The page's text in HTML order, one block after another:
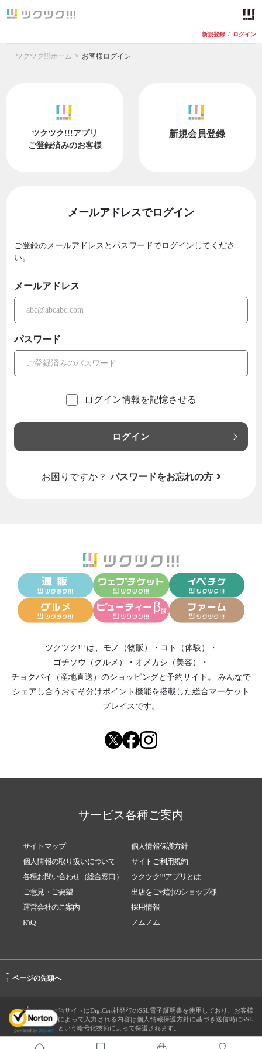
新規登録 / ログイン
ツクツク!!!ホーム お客様ログイン
ツクツク!!!アプリ
ご登録済みのお客様
新規会員登録
メールアドレスでログイン
ご登録のメールアドレスとパスワードでログインしてくださ
い。
メールアドレス
パスワード
ログイン情報を記憶させる
ログイン
お困りですか？ パスワードをお忘れの方
ツクツク!!!は、 モノ（物販） ・ コト（体験）
・
ゴチソウ（グルメ）
・ オメカシ（美容）
・
チョクバイ（産地直送） のショッピングと予約サイト。
みんなで
シェアし合う おすそ分けポイント機能を搭載した総合マーケット
プレイスです。
サービス各種ご案内
サイトマップ
個人情報保護方針
個人情報の取り扱いについて
サイトご利用規約
各種お問い合わせ（総合窓口）
ツクツク!!!アプリとは
ご意見・ご要望
出店をご検討のショップ様
運営会社のご案内
採用情報
FAQ
ノムノム
-
↑ ページの先頭へ
当サイトはDigiCert社発行のSSL電子証明書を使用しており、お客様
によって入力される内容は個人情報保護方針に基づき送信時にSSL
という暗号化技術によって保護されます。